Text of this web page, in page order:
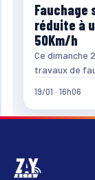
Fauchage
réduite à
50Km/h
Ce dimanche
travaux de
19/01 · 16h06